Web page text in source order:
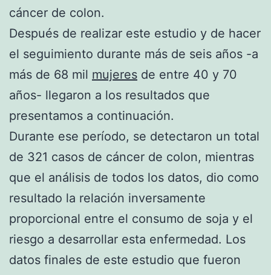
cáncer de colon.
Después de realizar este estudio y de hacer
el seguimiento durante más de seis años -a
más de 68 mil mujeres de entre 40 y 70
años- llegaron a los resultados que
presentamos a continuación.
Durante ese período, se detectaron un total
de 321 casos de cáncer de colon, mientras
que el análisis de todos los datos, dio como
resultado la relación inversamente
proporcional entre el consumo de soja y el
riesgo a desarrollar esta enfermedad. Los
datos finales de este estudio que fueron